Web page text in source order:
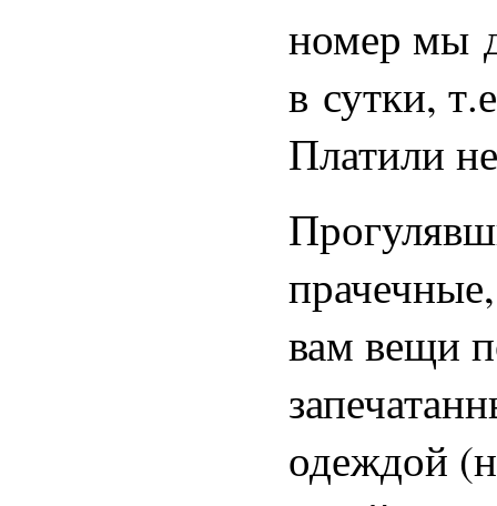
номер мы
в сутки,
Платили
вам вещи
одеждой